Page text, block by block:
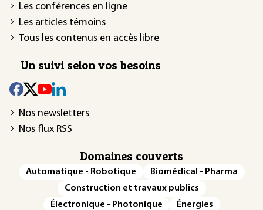
Les conférences en ligne
Les articles témoins
Tous les contenus en accès libre
Un suivi selon vos besoins
Nos newsletters
Nos flux RSS
Domaines couverts
Automatique - Robotique
Biomédical - Pharma
Construction et travaux publics
Électronique - Photonique
Énergies